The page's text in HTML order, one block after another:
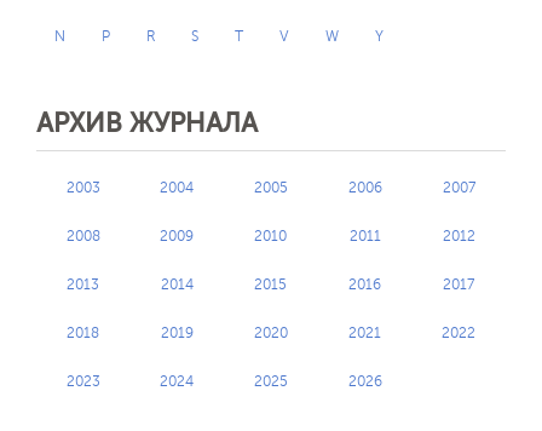
N P R S T V W Y
АРХИВ ЖУРНАЛА
2003 2004 2005 2006 2007
2008 2009 2010 2011 2012
2013 2014 2015 2016 2017
2018 2019 2020 2021 2022
2023 2024 2025 2026